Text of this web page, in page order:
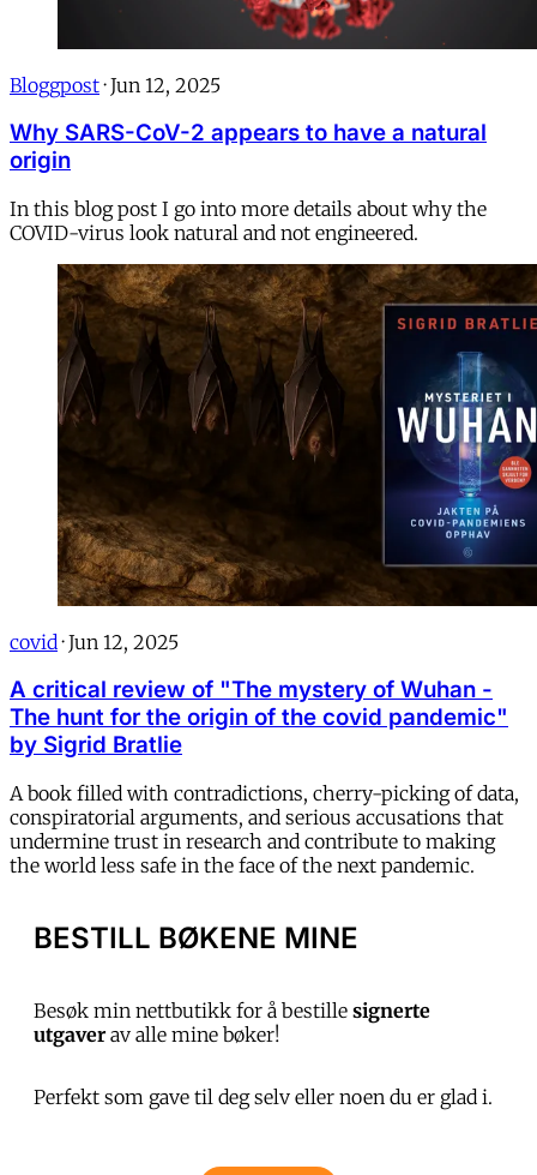
Bloggpost · Jun 12, 2025
Why SARS-CoV-2 appears to have a natural
origin
In this blog post I go into more details about why the
COVID-virus look natural and not engineered.
covid · Jun 12, 2025
A critical review of "The mystery of Wuhan -
The hunt for the origin of the covid pandemic"
by Sigrid Bratlie
A book filled with contradictions, cherry-picking of data,
conspiratorial arguments, and serious accusations that
undermine trust in research and contribute to making
the world less safe in the face of the next pandemic.
BESTILL BØKENE MINE
Besøk min nettbutikk for å bestille signerte
utgaverav alle mine bøker!
Perfekt som gave til deg selv eller noen du er glad i.